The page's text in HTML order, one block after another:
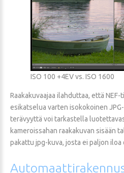
ISO 100 +4EV vs. ISO 1600
Raakakuvaajaa ilahduttaa, että
esikatselua varten isokokoinen
terävyyttä voi tarkastella
kameroissahan raakakuvan sisään
pakattu jpg-kuva, josta ei paljon iloa